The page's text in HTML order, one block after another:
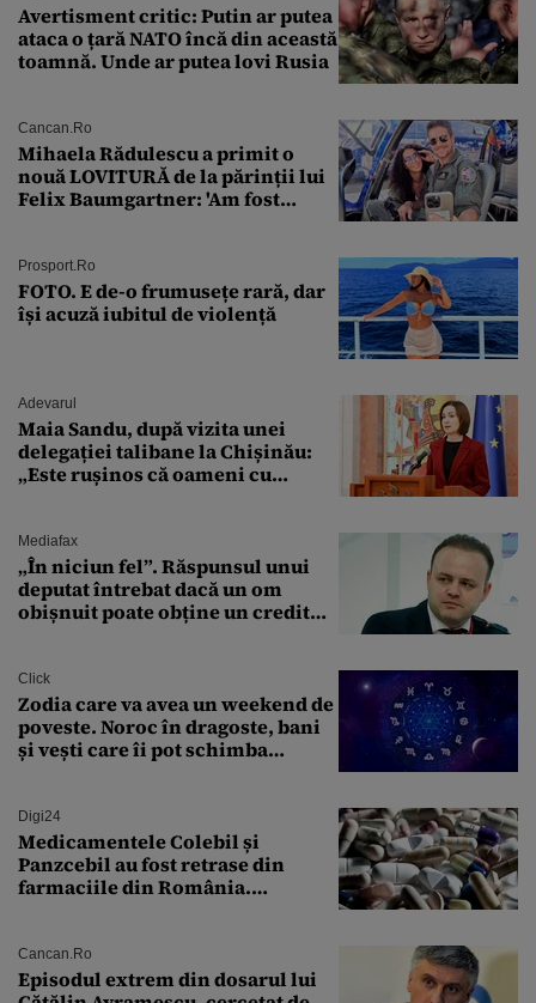
Avertisment critic: Putin ar putea
ataca o țară NATO încă din această
toamnă. Unde ar putea lovi Rusia
Cancan.ro
Mihaela Rădulescu a primit o
nouă LOVITURĂ de la părinții lui
Felix Baumgartner: 'Am fost
Prosport.ro
FOTO. E de-o frumusețe rară, dar
își acuză iubitul de violență
Adevarul
Maia Sandu, după vizita unei
delegației talibane la Chișinău:
„Este rușinos că oameni cu
Mediafax
„În niciun fel”. Răspunsul unui
deputat întrebat dacă un om
obișnuit poate obține un credit
Click
Zodia care va avea un weekend de
poveste. Noroc în dragoste, bani
și vești care îi pot schimba
Digi24
Medicamentele Colebil și
Panzcebil au fost retrase din
farmaciile din România.
Cancan.ro
Episodul extrem din dosarul lui